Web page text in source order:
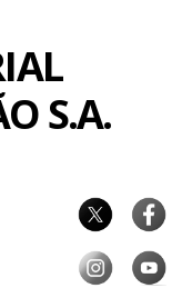
S.A.